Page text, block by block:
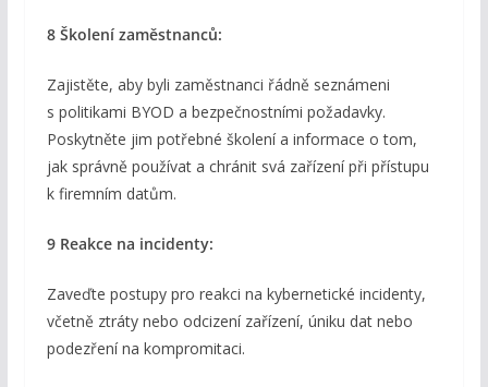
8 Školení zaměstnanců:
Zajistěte, aby byli zaměstnanci řádně seznámeni
s politikami BYOD a bezpečnostními požadavky.
Poskytněte jim potřebné školení a informace o tom,
jak správně používat a chránit svá zařízení při přístupu
k firemním datům.
9 Reakce na incidenty:
Zaveďte postupy pro reakci na kybernetické incidenty,
včetně ztráty nebo odcizení zařízení, úniku dat nebo
podezření na kompromitaci.